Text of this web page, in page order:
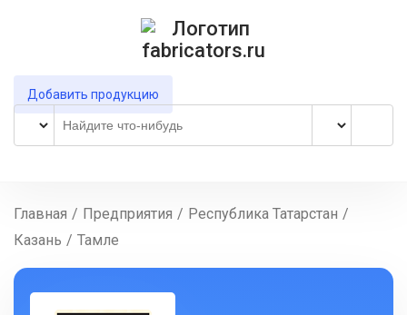
Добавить продукцию
Главная / Предприятия / Республика Татарстан /
Казань / Тамле